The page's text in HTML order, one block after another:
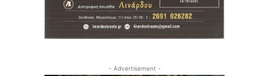
- Advertisement -